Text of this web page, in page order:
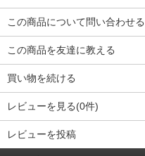
この商品について問い合わせる
この商品を友達に教える
買い物を続ける
レビューを見る(0件)
レビューを投稿